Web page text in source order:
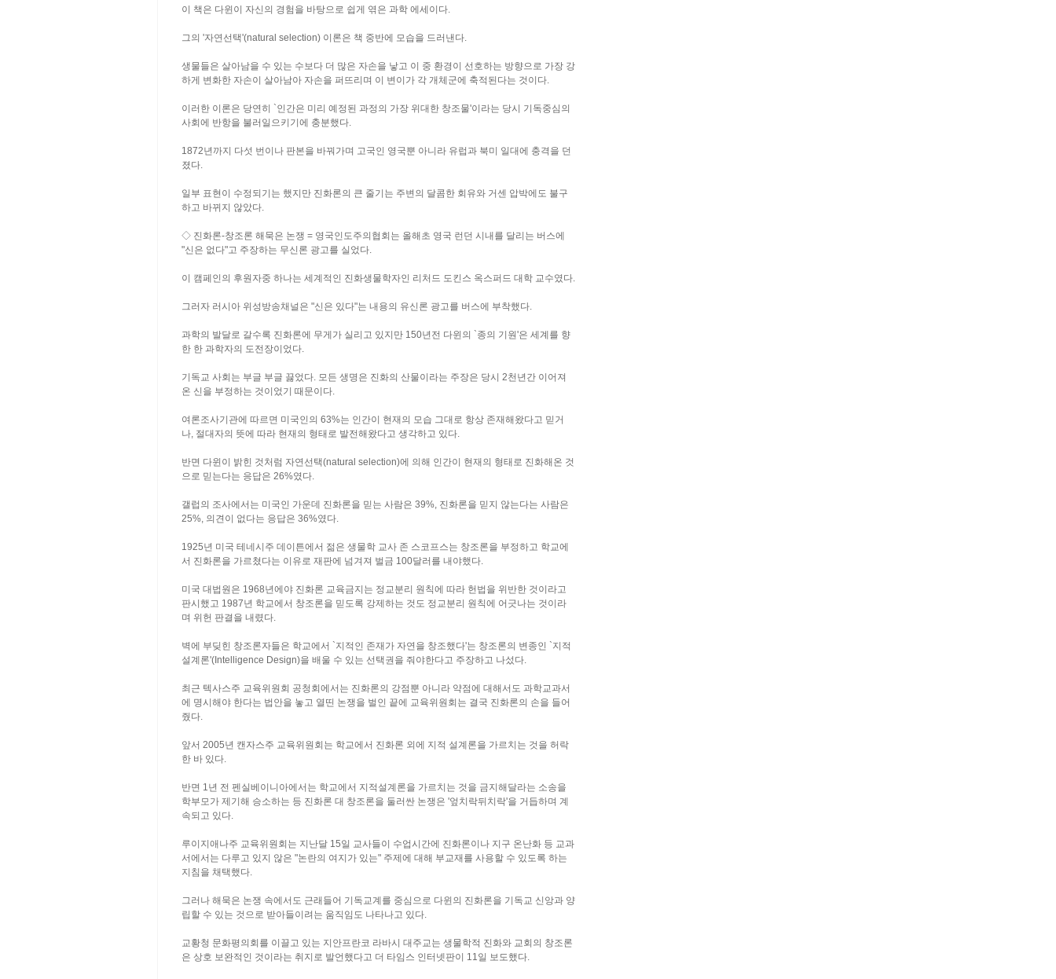
이 책은 다윈이 자신의 경험을 바탕으로 쉽게 엮은 과학 에세이다.
그의 '자연선택'(natural selection) 이론은 책 중반에 모습을 드러낸다.
생물들은 살아남을 수 있는 수보다 더 많은 자손을 낳고 이 중 환경이 선호하는 방향으로 가장 강
하게 변화한 자손이 살아남아 자손을 퍼뜨리며 이 변이가 각 개체군에 축적된다는 것이다.
이러한 이론은 당연히 `인간은 미리 예정된 과정의 가장 위대한 창조물'이라는 당시 기독중심의
사회에 반항을 불러일으키기에 충분했다.
1872년까지 다섯 번이나 판본을 바꿔가며 고국인 영국뿐 아니라 유럽과 북미 일대에 충격을 던
졌다.
일부 표현이 수정되기는 했지만 진화론의 큰 줄기는 주변의 달콤한 회유와 거센 압박에도 불구
하고 바뀌지 않았다.
◇ 진화론-창조론 해묵은 논쟁 = 영국인도주의협회는 올해초 영국 런던 시내를 달리는 버스에
"신은 없다"고 주장하는 무신론 광고를 실었다.
이 캠페인의 후원자중 하나는 세계적인 진화생물학자인 리처드 도킨스 옥스퍼드 대학 교수였다.
그러자 러시아 위성방송채널은 "신은 있다"는 내용의 유신론 광고를 버스에 부착했다.
과학의 발달로 갈수록 진화론에 무게가 실리고 있지만 150년전 다윈의 `종의 기원'은 세계를 향
한 한 과학자의 도전장이었다.
기독교 사회는 부글 부글 끓었다. 모든 생명은 진화의 산물이라는 주장은 당시 2천년간 이어져
온 신을 부정하는 것이었기 때문이다.
여론조사기관에 따르면 미국인의 63%는 인간이 현재의 모습 그대로 항상 존재해왔다고 믿거
나, 절대자의 뜻에 따라 현재의 형태로 발전해왔다고 생각하고 있다.
반면 다윈이 밝힌 것처럼 자연선택(natural selection)에 의해 인간이 현재의 형태로 진화해온 것
으로 믿는다는 응답은 26%였다.
갤럽의 조사에서는 미국인 가운데 진화론을 믿는 사람은 39%, 진화론을 믿지 않는다는 사람은
25%, 의견이 없다는 응답은 36%였다.
1925년 미국 테네시주 데이튼에서 젊은 생물학 교사 존 스코프스는 창조론을 부정하고 학교에
서 진화론을 가르쳤다는 이유로 재판에 넘겨져 벌금 100달러를 내야했다.
미국 대법원은 1968년에야 진화론 교육금지는 정교분리 원칙에 따라 헌법을 위반한 것이라고
판시했고 1987년 학교에서 창조론을 믿도록 강제하는 것도 정교분리 원칙에 어긋나는 것이라
며 위헌 판결을 내렸다.
벽에 부딪힌 창조론자들은 학교에서 `지적인 존재가 자연을 창조했다'는 창조론의 변종인 `지적
설계론'(Intelligence Design)을 배울 수 있는 선택권을 줘야한다고 주장하고 나섰다.
최근 텍사스주 교육위원회 공청회에서는 진화론의 강점뿐 아니라 약점에 대해서도 과학교과서
에 명시해야 한다는 법안을 놓고 열띤 논쟁을 벌인 끝에 교육위원회는 결국 진화론의 손을 들어
줬다.
앞서 2005년 캔자스주 교육위원회는 학교에서 진화론 외에 지적 설계론을 가르치는 것을 허락
한 바 있다.
반면 1년 전 펜실베이니아에서는 학교에서 지적설계론을 가르치는 것을 금지해달라는 소송을
학부모가 제기해 승소하는 등 진화론 대 창조론을 둘러싼 논쟁은 '엎치락뒤치락'을 거듭하며 계
속되고 있다.
루이지애나주 교육위원회는 지난달 15일 교사들이 수업시간에 진화론이나 지구 온난화 등 교과
서에서는 다루고 있지 않은 "논란의 여지가 있는" 주제에 대해 부교재를 사용할 수 있도록 하는
지침을 채택했다.
그러나 해묵은 논쟁 속에서도 근래들어 기독교계를 중심으로 다윈의 진화론을 기독교 신앙과 양
립할 수 있는 것으로 받아들이려는 움직임도 나타나고 있다.
교황청 문화평의회를 이끌고 있는 지안프란코 라바시 대주교는 생물학적 진화와 교회의 창조론
은 상호 보완적인 것이라는 취지로 발언했다고 더 타임스 인터넷판이 11일 보도했다.